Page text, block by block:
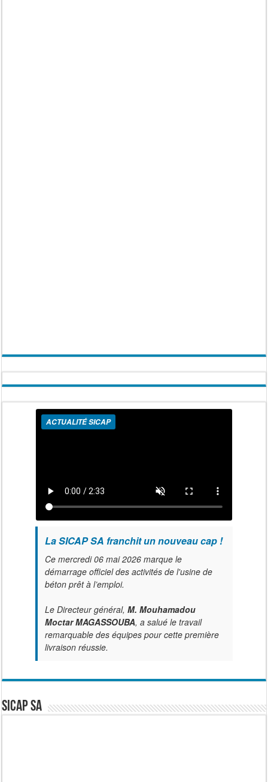
ACTUALITÉ SICAP
La SICAP SA franchit un nouveau cap !
Ce mercredi 06 mai 2026 marque le
démarrage officiel des activités de l'usine de
béton prêt à l’emploi.
Le Directeur général, M. Mouhamadou
Moctar MAGASSOUBA, a salué le travail
remarquable des équipes pour cette première
livraison réussie.
SICAP SA